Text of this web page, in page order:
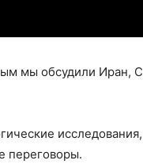
мы обсудили Иран,
исследования,
переговоры.